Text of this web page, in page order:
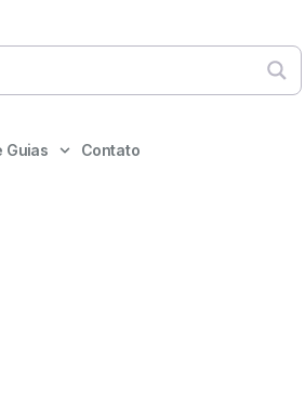
Guias Contato